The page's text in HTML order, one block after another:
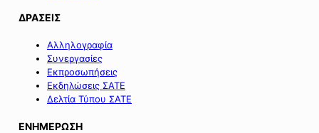
ΔΡΑΣΕΙΣ
Αλληλογραφία
Συνεργασίες
Εκπροσωπήσεις
Εκδηλώσεις ΣΑΤΕ
Δελτία Τύπου ΣΑΤΕ
ΕΝΗΜΕΡΩΣΗ